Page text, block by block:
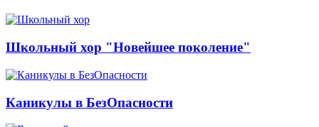
Школьный хор "Новейшее поколение"
Каникулы в БезОпасности